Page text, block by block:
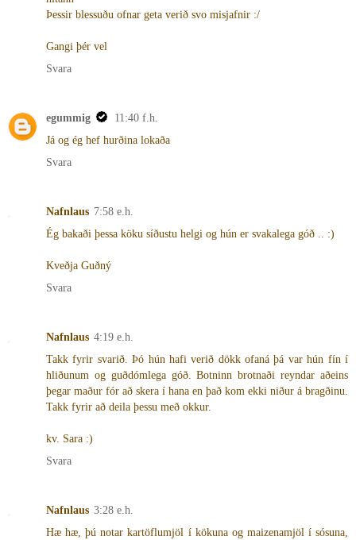
Þessir blessuðu ofnar geta verið svo misjafnir :/
Gangi þér vel
Svara
egummig
11:40 f.h.
Já og ég hef hurðina lokaða
Svara
Nafnlaus 7:58 e.h.
Ég bakaði þessa köku síðustu helgi og hún er svakalega góð .. :)
Kveðja Guðný
Svara
Nafnlaus 4:19 e.h.
Takk fyrir svarið. Þó hún hafi verið dökk ofaná þá var hún fín í
hliðunum og guðdómlega góð. Botninn brotnaði reyndar aðeins
þegar maður fór að skera í hana en það kom ekki niður á bragðinu.
Takk fyrir að deila þessu með okkur.
kv. Sara :)
Svara
Nafnlaus 3:28 e.h.
Hæ hæ, þú notar kartöflumjöl í kökuna og maizenamjöl í sósuna,